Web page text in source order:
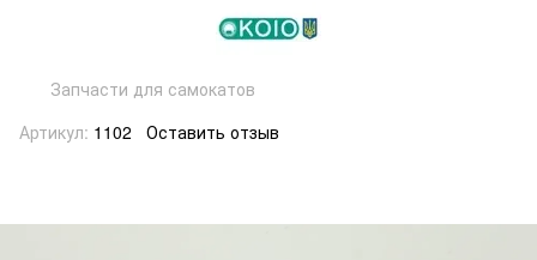
Запчасти для самокатов
Артикул: 1102 Оставить отзыв